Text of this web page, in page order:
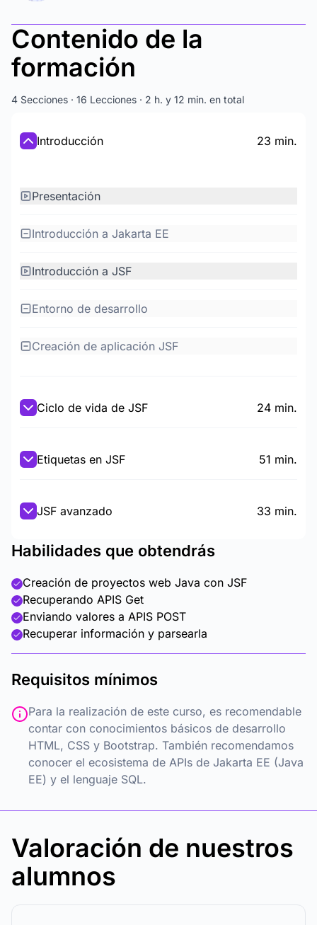
Contenido de la
formación
4 Secciones · 16 Lecciones · 2 h. y 12 min. en total
Introducción 23 min.
Presentación
Introducción a Jakarta EE
Introducción a JSF
Entorno de desarrollo
Creación de aplicación JSF
Ciclo de vida de JSF 24 min.
Etiquetas en JSF 51 min.
JSF avanzado 33 min.
Habilidades que obtendrás
Creación de proyectos web Java con JSF
Recuperando APIS Get
Enviando valores a APIS POST
Recuperar información y parsearla
Requisitos mínimos
Para la realización de este curso, es recomendable
contar con conocimientos básicos de desarrollo
HTML, CSS y Bootstrap. También recomendamos
conocer el ecosistema de APIs de Jakarta EE (Java
EE) y el lenguaje SQL.
Valoración de nuestros
alumnos